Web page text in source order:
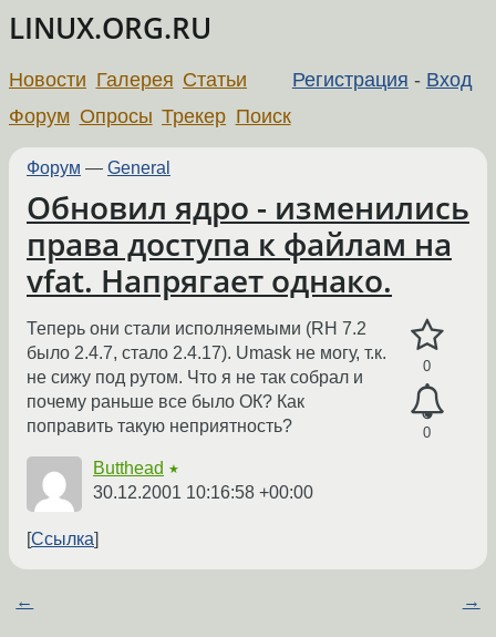
LINUX.ORG.RU
Регистрация - Вход
Новости Галерея Статьи
Форум Опросы Трекер Поиск
Форум — General
Обновил ядро - изменились
права доступа к файлам на
vfat. Напрягает однако.
0
0
Теперь они стали исполняемыми (RH 7.2
было 2.4.7, стало 2.4.17). Umask не могу, т.к.
не сижу под рутом. Что я не так собрал и
почему раньше все было ОК? Как
поправить такую неприятность?
Butthead ★
30.12.2001 10:16:58 +00:00
Ссылка
← →